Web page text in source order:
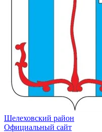
Шелеховский район
Официальный сайт